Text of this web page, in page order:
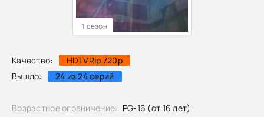
Качество:
HDTVRip 720p
Вышло:
24 из 24 серий
1 сезон
Возрастное ограничение: PG-16 (от 16 лет)